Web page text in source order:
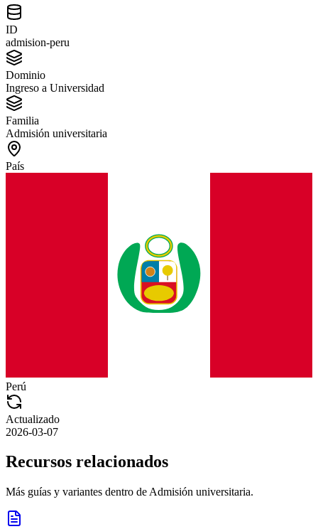
ID
admision-peru
Dominio
Ingreso a Universidad
Familia
Admisión universitaria
País
Perú
Actualizado
2026-03-07
Recursos relacionados
Más guías y variantes dentro de Admisión universitaria.